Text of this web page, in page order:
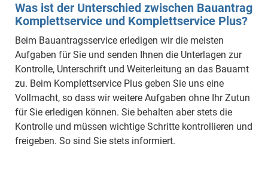
Was ist der Unterschied zwischen Bauantrag
Komplettservice und Komplettservice Plus?
Beim Bauantragsservice erledigen wir die meisten
Aufgaben für Sie und senden Ihnen die Unterlagen zur
Kontrolle, Unterschrift und Weiterleitung an das Bauamt
zu. Beim Komplettservice Plus geben Sie uns eine
Vollmacht, so dass wir weitere Aufgaben ohne Ihr Zutun
für Sie erledigen können. Sie behalten aber stets die
Kontrolle und müssen wichtige Schritte kontrollieren und
freigeben. So sind Sie stets informiert.